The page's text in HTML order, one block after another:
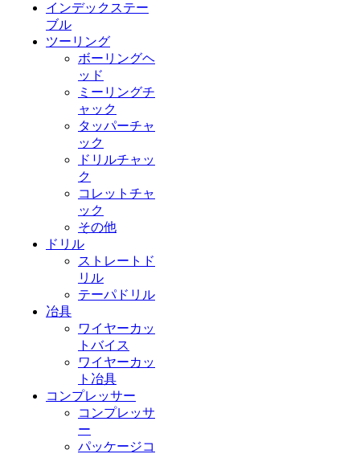
インデックステー
ブル
ツーリング
ボーリングヘ
ッド
ミーリングチ
ャック
タッパーチャ
ック
ドリルチャッ
ク
コレットチャ
ック
その他
ドリル
ストレートド
リル
テーパドリル
冶具
ワイヤーカッ
トバイス
ワイヤーカッ
ト冶具
コンプレッサー
コンプレッサ
ー
パッケージコ